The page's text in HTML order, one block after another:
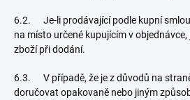
6.2. Je-li prodávající podle kupní
na místo určené kupujícím v
zboží při dodání.
6.3. V případě, že je z důvodů na
doručovat opakovaně nebo jiným